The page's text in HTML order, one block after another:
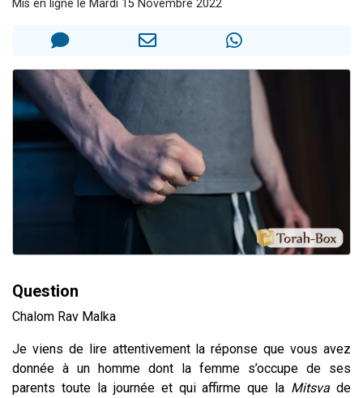
2 personnes viennent de faire un don pour Reloger Rivka, 6 enfants, victime de violences...
Il reste 49 places pour étudier en groupe sur Zoom
3 personnes viennent de faire un don pour Diane, 80 ans, dans un appartement insalubre
Mis en ligne le Mardi 15 Novembre 2022
Question
Chalom Rav Malka
Je viens de lire attentivement la réponse que vous avez
donnée à un homme dont la femme s’occupe de ses
parents toute la journée et qui affirme que la Mitsva de